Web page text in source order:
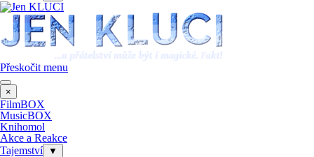
Přeskočit menu
×
FilmBOX
MusicBOX
Knihomol
Akce a Reakce
Tajemství
▼